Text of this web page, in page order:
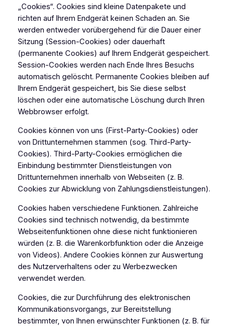
„Cookies“. Cookies sind kleine Datenpakete und
richten auf Ihrem Endgerät keinen Schaden an. Sie
werden entweder vorübergehend für die Dauer einer
Sitzung (Session-Cookies) oder dauerhaft
(permanente Cookies) auf Ihrem Endgerät gespeichert.
Session-Cookies werden nach Ende Ihres Besuchs
automatisch gelöscht. Permanente Cookies bleiben auf
Ihrem Endgerät gespeichert, bis Sie diese selbst
löschen oder eine automatische Löschung durch Ihren
Webbrowser erfolgt.
Cookies können von uns (First-Party-Cookies) oder
von Drittunternehmen stammen (sog. Third-Party-
Cookies). Third-Party-Cookies ermöglichen die
Einbindung bestimmter Dienstleistungen von
Drittunternehmen innerhalb von Webseiten (z. B.
Cookies zur Abwicklung von Zahlungsdienstleistungen).
Cookies haben verschiedene Funktionen. Zahlreiche
Cookies sind technisch notwendig, da bestimmte
Webseitenfunktionen ohne diese nicht funktionieren
würden (z. B. die Warenkorbfunktion oder die Anzeige
von Videos). Andere Cookies können zur Auswertung
des Nutzerverhaltens oder zu Werbezwecken
verwendet werden.
Cookies, die zur Durchführung des elektronischen
Kommunikationsvorgangs, zur Bereitstellung
bestimmter, von Ihnen erwünschter Funktionen (z. B. für